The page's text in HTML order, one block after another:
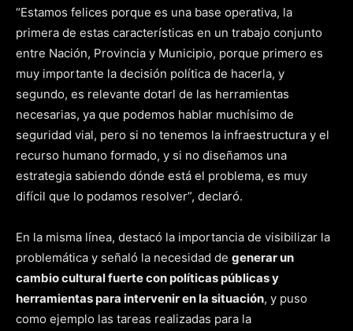
“Estamos felices porque es una base operativa, la
primera de estas características en un trabajo conjunto
entre Nación, Provincia y Municipio, porque primero es
muy importante la decisión política de hacerla, y
segundo, es relevante dotarl de las herramientas
necesarias, ya que podemos hablar muchísimo de
seguridad vial, pero si no tenemos la infraestructura y el
recurso humano formado, y si no diseñamos una
estrategia sabiendo dónde está el problema, es muy
difícil que lo podamos resolver”, declaró.
En la misma línea, destacó la importancia de visibilizar la
problemática y señaló la necesidad de generar un
cambio cultural fuerte con políticas públicas y
herramientas para intervenir en la situación, y puso
como ejemplo las tareas realizadas para la